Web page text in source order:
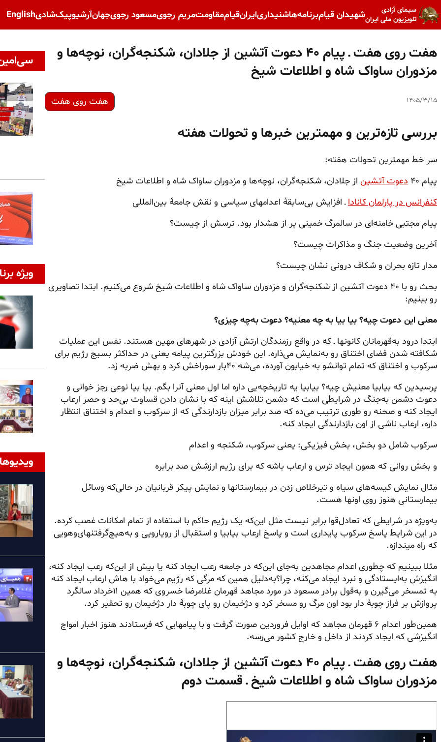
سیمای آزادی
تلویزیون ملی ایرانشهیدان قیامبرنامه‌هاشنیداریایرانقیاممقاومتمریم رجویمسعود رجویجهانآرشیوپیک‌شادیEnglish
هفت روی هفت ـ پیام ۴۰ دعوت آتشین از جلادان، شکنجه‌گران، نوچه‌ها و
مزدوران ساواک شاه و اطلاعات شیخ
۱۴۰۵/۳/۱۵ هفت روی هفت
بررسی تازه‌ترین و مهمترین خبرها و تحولات هفته
سر خط مهمترین تحولات هفته:
پیام ۴۰
دعوت آتشین از جلادان، شکنجه‌گران، نوچه‌ها و مزدوران ساواک شاه و اطلاعات شیخ
کنفرانس در پارلمان کاناداـ افزایش بی‌سابقهٔ اعدامهای سیاسی و نقش جامعهٔ بین‌المللی
پیام مجتبی خامنه‌ای در سالمرگ خمینی پر از هشدار بود. ترسش از چیست؟
آخرین وضعیت جنگ و مذاکرات چیست؟
مدار تازه بحران و شکاف درونی نشان چیست؟
بحث رو با ۴۰ دعوت آتشین از
شکنجه‌گران و مزدوران ساواک شاه و اطلاعات شیخ شروع می‌کنیم. ابتدا تصاویری
رو ببنیم:
معنی این دعوت چیه؟ بیا بیا به چه معنیه؟ دعوت به‌چه چیزی؟
ابتدا درود به‌قهرمانان کانونها ـ که در واقع رزمندگان ارتش آزادی در شهرهای مهین هستند. نفس این عملیات
شکافته شدن فضای اختناق رو به‌نمایش می‌ذاره. این خودش بزرگترین پیامه یعنی در حداکثر بسیج رژیم برای
سرکوب و اختناق که تمام توانشو به خیابون آورده، می‌شه ۴۰بار سوراخش کرد و بهش ضربه زد.
پرسیدین که بیابیا معنیش چیه؟ بیابیا یه تاریخچه‌یی داره اما اول معنی آنرا بگم. بیا بیا نوعی رجز خوانی و
دعوت دشمن به‌جنگ در شرایطی‌ است که دشمن تلاشش اینه که با نشان دادن قساوت بی‌حد و حصر ارعاب
ایجاد کنه و صحنه رو طوری ترتیب می‌ده که صد برابر میزان بازدارندگی که از سرکوب و اعدام و اختناق انتظار
داره، ارعاب ناشی از اون بازدارندگی ایجاد کنه.
سرکوب شامل دو بخش، بخش فیزیکی: یعنی سرکوب، شکنجه و اعدام
و بخش روانی که همون ایجاد ترس و ارعاب باشه که برای رژیم ارزشش صد برابره
مثال نمایش کیسه‌های سیاه و تیرخلاص زدن در بیمارستانها و نمایش پیکر قربانیان در حالی‌که وسائل
بیمارستانی هنوز روی اونها هست.
به‌ویژه در شرایطی که تعادل‌قوا برابر نیست مثل این‌که یک رژیم حاکم با استفاده از تمام امکانات غصب کرده.
در این شرایط پاسخ سرکوب پایداری است و پاسخ ارعاب بیابیا و استقبال از رویارویی و به‌هیچ‌گرفتنهای‌وهویی
که راه میندازه.
مثلا ببینیم که چطوری اعدام مجاهدین به‌جای این‌که در جامعه رعب ایجاد کنه یا بیش از این‌که رعب ایجاد کنه،
انگیزش به‌ایستادگی و نبرد ایجاد می‌کنه، چرا؟به‌دلیل همین که مرگی که رژیم می‌خواد با هاش ارعاب ایجاد کنه
به تمسخر می‌گیرن و به‌قول برادر مسعود در مورد مجاهد قهرمان غلامرضا خسروی که همین ۱۱خرداد سالگرد
پروازش بر فراز چوبهٔ دار بود اون مرگ رو مسخر کرد و دژخیمان رو پای چوبهٔ دار دژخیمان رو تحقیر کرد.
همین‌طور اعدام ۶ قهرمان مجاهد که اوایل فروردین صورت گرفت و با پیامهایی که فرستادند هنوز اخبار امواج
انگیزشی که ایجاد کردند از داخل و خارج کشور می‌رسه.
هفت روی هفت ـ پیام ۴۰ دعوت آتشین از جلادان، شکنجه‌گران، نوچه‌ها و
مزدوران ساواک شاه و اطلاعات شیخ ـ قسمت دوم
ویژه